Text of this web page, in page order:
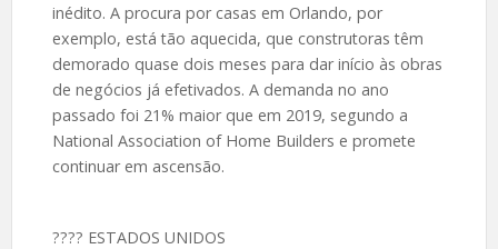
inédito. A procura por casas em Orlando, por
exemplo, está tão aquecida, que construtoras têm
demorado quase dois meses para dar início às obras
de negócios já efetivados. A demanda no ano
passado foi 21% maior que em 2019, segundo a
National Association of Home Builders e promete
continuar em ascensão.
???? ESTADOS UNIDOS